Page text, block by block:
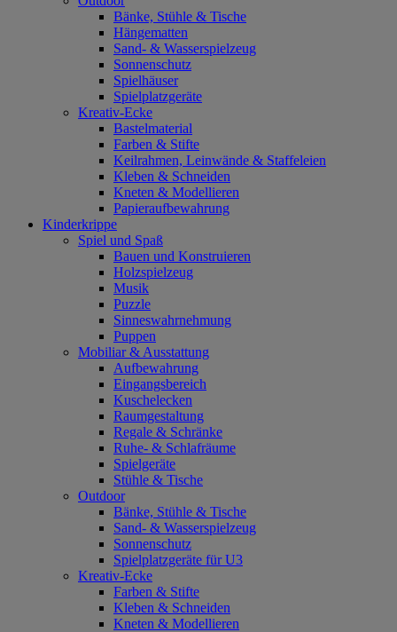
Bänke, Stühle & Tische
Hängematten
Sand- & Wasserspielzeug
Sonnenschutz
Spielhäuser
Spielplatzgeräte
Kreativ-Ecke
Bastelmaterial
Farben & Stifte
Keilrahmen, Leinwände & Staffeleien
Kleben & Schneiden
Kneten & Modellieren
Papieraufbewahrung
Kinderkrippe
Spiel und Spaß
Bauen und Konstruieren
Holzspielzeug
Musik
Puzzle
Sinneswahrnehmung
Puppen
Mobiliar & Ausstattung
Aufbewahrung
Eingangsbereich
Kuschelecken
Raumgestaltung
Regale & Schränke
Ruhe- & Schlafräume
Spielgeräte
Stühle & Tische
Outdoor
Bänke, Stühle & Tische
Sand- & Wasserspielzeug
Sonnenschutz
Spielplatzgeräte für U3
Kreativ-Ecke
Farben & Stifte
Kleben & Schneiden
Kneten & Modellieren